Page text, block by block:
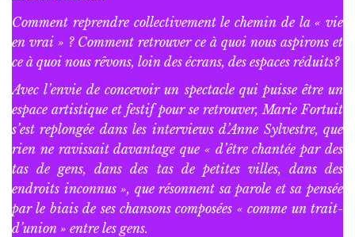
Comment reprendre collectivement le chemin de la « vie
en vrai » ? Comment retrouver ce à quoi nous aspirons et
ce à quoi nous rêvons, loin des écrans, des espaces réduits?
Avec l’envie de concevoir un spectacle qui puisse être un
espace artistique et festif pour se retrouver, Marie Fortuit
s’est replongée dans les interviews d’Anne Sylvestre, que
rien ne ravissait davantage que « d’être chantée par des
tas de gens, dans des tas de petites villes, dans des
endroits inconnus », que résonnent sa parole et sa pensée
par le biais de ses chansons composées « comme un trait-
d’union » entre les gens.